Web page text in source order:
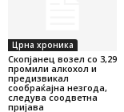
Црна хроника
Скопјанец возел со 3,29
промили алкохол и
предизвикал
сообраќајна незгода,
следува соодветна
пријава